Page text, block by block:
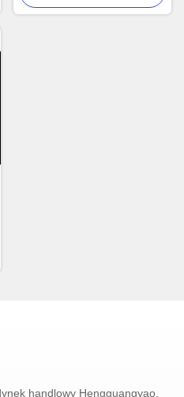
handlowy Hengguangyao,